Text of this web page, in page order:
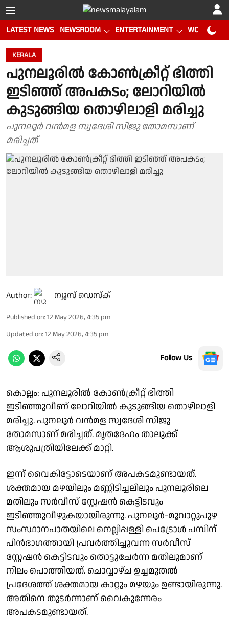
LATEST NEWS NEWSROOM ENTERTAINMENT WORLD CUP
KERALA
പുനലൂരിൽ കോൺക്രീറ്റ് ഭിത്തി
ഇടിഞ്ഞ് അപകടം; ലോറിയിൽ
കുടുങ്ങിയ തൊഴിലാളി മരിച്ചു
പുനലൂര്‍ വന്‍മള സ്വദേശി സിജു തോമസാണ്
മരിച്ചത്
Author: ന്യൂസ് ഡെസ്ക്
Published on: 12 May 2026, 4:35 pm
Updated on: 12 May 2026, 4:35 pm
Follow Us
കൊല്ലം: പുനലൂരിൽ കോൺക്രീറ്റ് ഭിത്തി
ഇടിഞ്ഞുവീണ് ലോറിയിൽ കുടുങ്ങിയ തൊഴിലാളി
മരിച്ചു. പുനലൂര്‍ വന്‍മള സ്വദേശി സിജു
തോമസാണ് മരിച്ചത്. മൃതദേഹം താലുക്ക്
ആശുപത്രിയിലേക്ക് മാറ്റി.
ഇന്ന് വൈകിട്ടോടെയാണ് അപകടമുണ്ടായത്.
ശക്തമായ മഴയിലും മണ്ണിടിച്ചലിലും പുനലൂരിലെ
മതിലും സര്‍വീസ് സ്റ്റേഷന്‍ കെട്ടിടവും
ഇടിഞ്ഞുവീഴുകയായിരുന്നു. പുനലൂര്‍-മൂവാറ്റുപുഴ
സംസ്ഥാനപാതയിലെ നെല്ലിപ്പള്ളി പെട്രോള്‍ പമ്പിന്
പിന്‍ഭാഗത്തായി പ്രവര്‍ത്തിച്ചുവന്ന സര്‍വീസ്
സ്റ്റേഷന്‍ കെട്ടിടവും തൊട്ടുചേര്‍ന്ന മതിലുമാണ്
നിലം പൊത്തിയത്. ചൊവ്വാഴ്ച ഉച്ചമുതല്‍
പ്രദേശത്ത് ശക്തമായ കാറ്റും മഴയും ഉണ്ടായിരുന്നു.
അതിനെ തുടര്‍ന്നാണ് വൈകുന്നേരം
അപകടമുണ്ടായത്.